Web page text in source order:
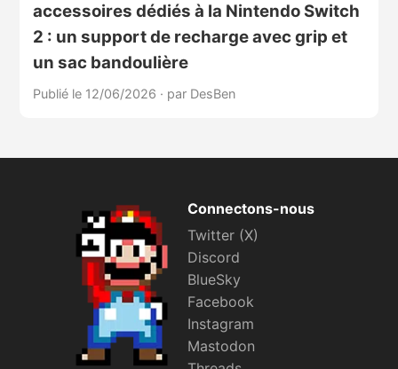
accessoires dédiés à la Nintendo Switch
2 : un support de recharge avec grip et
un sac bandoulière
Publié le 12/06/2026 · par DesBen
Connectons-nous
Twitter (X)
Discord
BlueSky
Facebook
Instagram
Mastodon